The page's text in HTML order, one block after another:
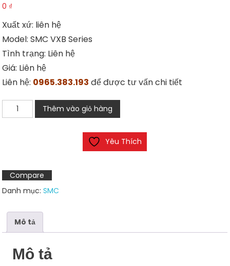
0 ₫
Xuất xứ: liên hệ
Model: SMC VXB Series
Tình trạng: Liên hệ
Giá: Liên hệ
Liên hệ: 0965.383.193 để được tư vấn chi tiết
góc
số
lượng
Thêm vào giỏ hàng
Yêu Thích
Compare
Danh mục:SMC
Mô tả
Mô tả